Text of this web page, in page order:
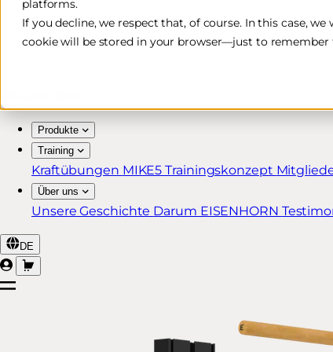
platforms.
If you decline, we respect that, of course. In this case,
cookie will be stored in your browser—just to remember
Kostenlose & schnelle Lieferung*
30 Tage Rückgaberecht
Produkte
Training
Kraftübungen MIKE5 Trainingskonzept
Über uns
Unsere Geschichte Darum EISENHORN
DE